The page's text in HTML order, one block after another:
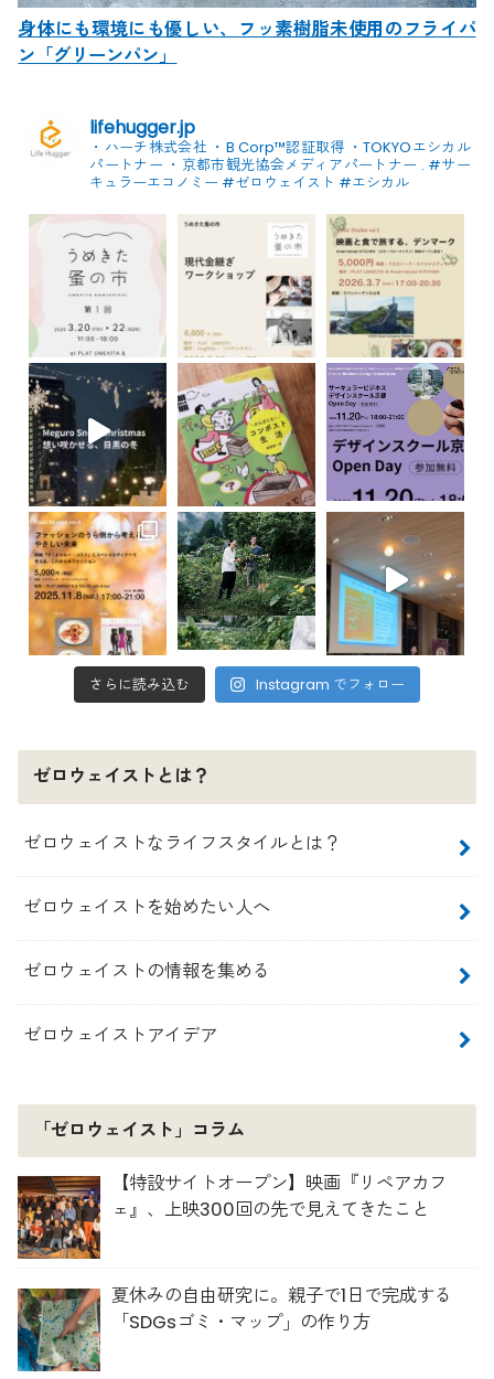
身体にも環境にも優しい、フッ素樹脂未使用のフライパ
ン「グリーンパン」
lifehugger.jp
・ハーチ株式会社 ・B Corp™認証取得 ・TOKYOエシカル
パートナー ・京都市観光協会メディアパートナー . #サー
キュラーエコノミー #ゼロウェイスト #エシカル
さらに読み込む Instagram でフォロー
ゼロウェイストとは？
ゼロウェイストなライフスタイルとは？
ゼロウェイストを始めたい人へ
ゼロウェイストの情報を集める
ゼロウェイストアイデア
「ゼロウェイスト」コラム
【特設サイトオープン】映画『リペアカフ
ェ』、上映300回の先で見えてきたこと
夏休みの自由研究に。親子で1日で完成する
「SDGsゴミ・マップ」の作り方